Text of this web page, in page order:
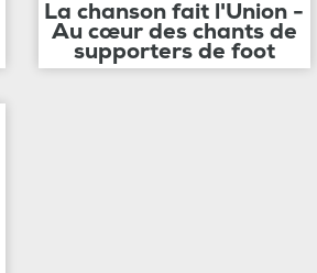
La chanson fait l'Union -
Au cœur des chants de
supporters de foot